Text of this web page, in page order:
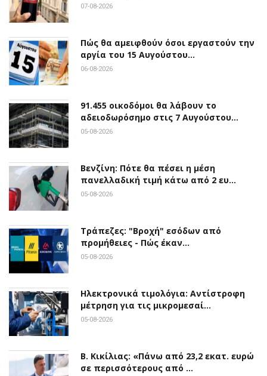
07-08-2026
Πώς θα αμειφθούν όσοι εργαστούν την
αργία του 15 Αυγούστου…
06-08-2026
91.455 οικοδόμοι θα λάβουν το
αδειοδωρόσημο στις 7 Αυγούστου…
05-08-2026
Βενζίνη: Πότε θα πέσει η μέση
πανελλαδική τιμή κάτω από 2 ευ…
05-08-2026
Τράπεζες: "Βροχή" εσόδων από
προμήθειες - Πώς έκαν…
05-08-2026
Ηλεκτρονικά τιμολόγια: Αντίστροφη
μέτρηση για τις μικρομεσαί…
05-08-2026
Β. Κικίλιας: «Πάνω από 23,2 εκατ. ευρώ
σε περισσότερους από …